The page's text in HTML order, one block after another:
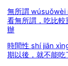
無所謂 wúsuǒwèi
看無所謂，吃比
辦
時間性 shí jiān
期以後，就不能吃